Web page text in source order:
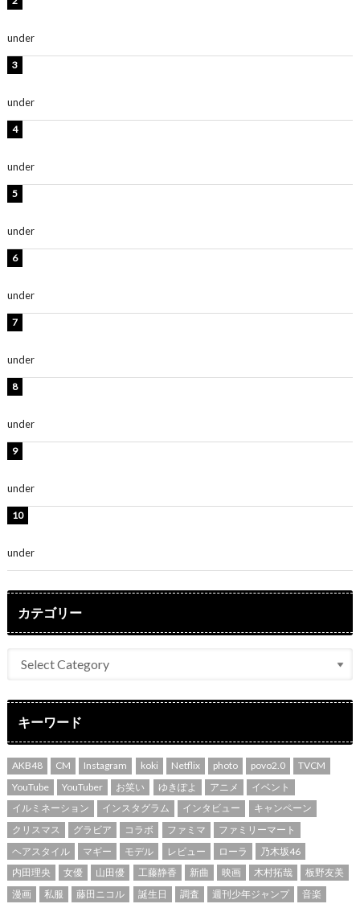
under
under
under
under
under
under
under
under
under
カテゴリー
キーワード
AKB48 CM Instagram koki Netflix photo povo2.0
TVCM
YouTube
YouTuber お笑い ゆきぽよ アニメ
イベント
イルミネーション
インスタグラム インタビュー
キャンペーン
クリスマス
グラビア コラボ ファミマ
ファミリーマート
ヘアスタイル
マギー モデル レビュー ローラ
乃木坂46
内田理央
女優 山田優 工藤静香 新曲 映画 木村拓哉
板野友美
漫画
私服 藤田ニコル 誕生日 調査 週刊少年ジャンプ 音楽